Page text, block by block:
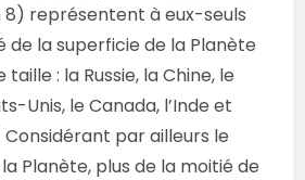
8) représentent à eux-seuls
de la superficie de la Planète
: la Russie, la Chine, le
Unis, le Canada, l’Inde et
Considérant par ailleurs le
Planète, plus de la moitié de